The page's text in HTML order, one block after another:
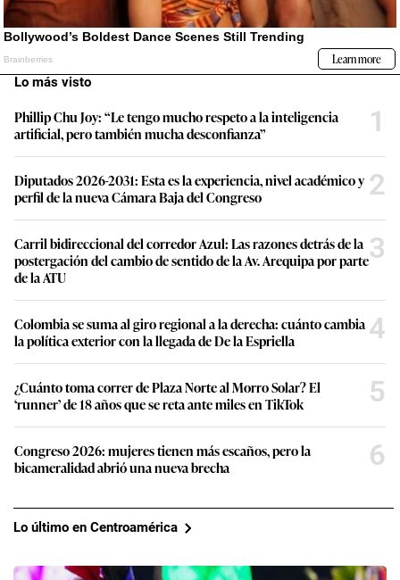
Lo más visto
Phillip Chu Joy: “Le tengo mucho respeto a la inteligencia
artificial, pero también mucha desconfianza”
1
Diputados 2026-2031: Esta es la experiencia, nivel académico y
perfil de la nueva Cámara Baja del Congreso
2
Carril bidireccional del corredor Azul: Las razones detrás de la
postergación del cambio de sentido de la Av. Arequipa por parte
de la ATU
3
Colombia se suma al giro regional a la derecha: cuánto cambia
la política exterior con la llegada de De la Espriella
4
¿Cuánto toma correr de Plaza Norte al Morro Solar? El
‘runner’ de 18 años que se reta ante miles en TikTok
5
Congreso 2026: mujeres tienen más escaños, pero la
bicameralidad abrió una nueva brecha
6
Lo último en Centroamérica